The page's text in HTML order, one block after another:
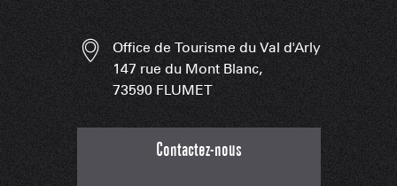
Office de Tourisme du Val d'Arly
147 rue du Mont Blanc,
73590 FLUMET
Contactez-nous